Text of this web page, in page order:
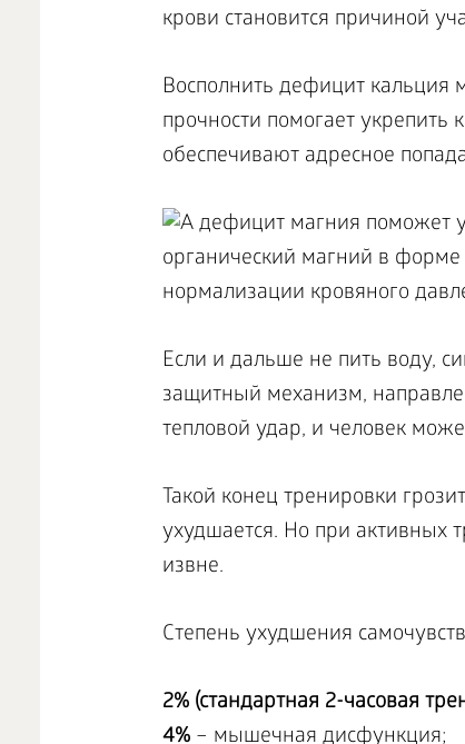
крови становится причиной
Восполнить дефицит кальция
прочности помогает укрепить
обеспечивают адресное
А дефицит магния поможет
органический магний в форме
нормализации кровяного
Если и дальше не пить воду,
защитный механизм,
тепловой удар, и человек
Такой конец тренировки
ухудшается. Но при активных
извне.
Степень ухудшения
2% (стандартная 2-часовая
4%– мышечная дисфункция;